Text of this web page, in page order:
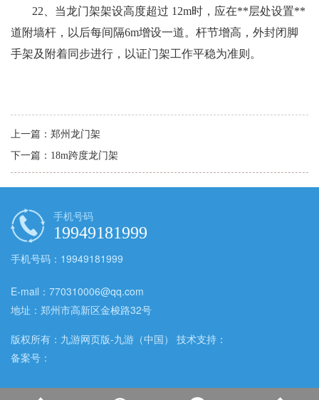
22 、当龙门架架设高度超过 12m时，应在**层处设置**
道附墙杆，以后每间隔6m增设一道。杆节增高，外封闭脚
手架及附着同步进行，以证门架工作平稳为准则。
上一篇： 郑州龙门架
下一篇： 18m跨度龙门架
手机号码
19949181999
手机号码：19949181999
E-mail：770310006@qq.com
地址：郑州市高新区金梭路32号
版权所有：九游网页版-九游（中国） 技术支持：
备案号：